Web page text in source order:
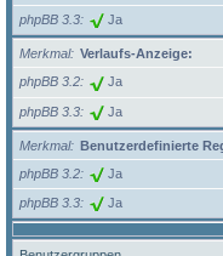
phpBB 3.3 Ja
Merkmal
Verlaufs-Anzeige:
phpBB 3.2
Ja
phpBB 3.3 Ja
Merkmal
Benutzerdefinierte
phpBB 3.2
Ja
phpBB 3.3 Ja